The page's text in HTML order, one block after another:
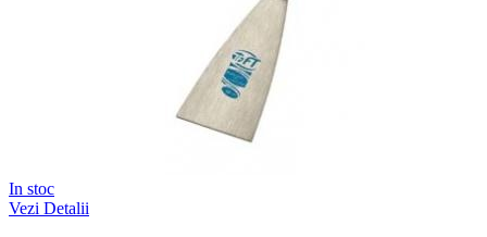
In stoc
Vezi Detalii